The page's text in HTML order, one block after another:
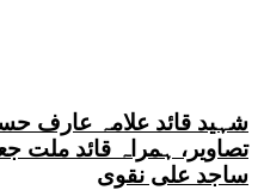
شہید قائد علامہ عارف
تصاویر، ہمراہ قائد ملت
ساجد علی نقوی